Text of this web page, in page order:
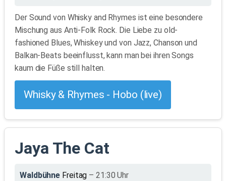
Der Sound von Whisky and Rhymes ist eine besondere
Mischung aus Anti-Folk Rock. Die Liebe zu old-
fashioned Blues, Whiskey und von Jazz, Chanson und
Balkan-Beats beeinflusst, kann man bei ihren Songs
kaum die Füße still halten.
Whisky & Rhymes - Hobo (live)
Jaya The Cat
Waldbühne Freitag – 21:30 Uhr